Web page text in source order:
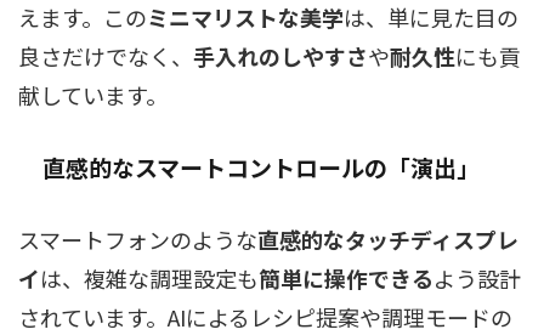
えます。このミニマリストな美学は、単に見た目の
良さだけでなく、 手入れのしやすさや耐久性にも貢
献しています。
直感的なスマートコントロールの「演出」
スマートフォンのような直感的なタッチディスプレ
イは、複雑な調理設定も簡単に操作できるよう設計
されています。AIによるレシピ提案や調理モードの